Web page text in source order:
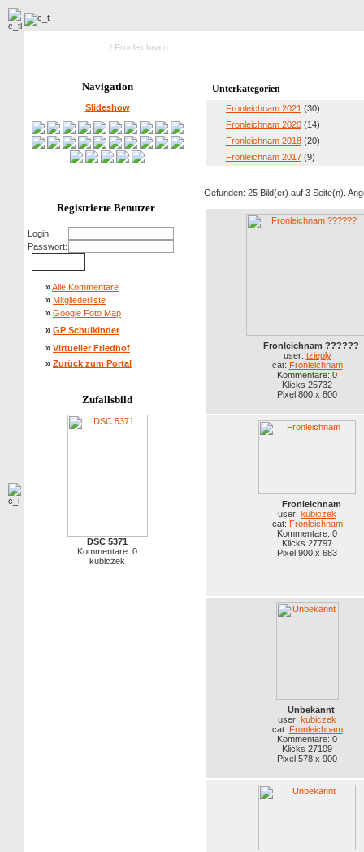
/ Fronleichnam
Navigation
Slideshow
Registrierte Benutzer
Login:
Passwort:
»Alle Kommentare
» Mitgliederliste
» Google Foto Map
» GP Schulkinder
» Virtueller Friedhof
» Zurück zum Portal
Zufallsbild
DSC 5371
Kommentare: 0
kubiczek
Unterkategorien
Fronleichnam 2021 (30)
Fronleichnam 2020 (14)
Fronleichnam 2018 (20)
Fronleichnam 2017 (9)
Gefunden: 25 Bild(er) auf 3 Seite(n).
Fronleichnam ??????
user: tzieply
cat: Fronleichnam
Kommentare: 0
Klicks 25732
Pixel 800 x 800
Fronleichnam
user: kubiczek
cat: Fronleichnam
Kommentare: 0
Klicks 27797
Pixel 900 x 683
Unbekannt
user: kubiczek
cat: Fronleichnam
Kommentare: 0
Klicks 27109
Pixel 578 x 900